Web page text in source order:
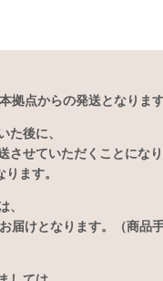
拠点からの発送となります
た後に、
せていただくことになり
ます。
、
届けとなります。（商品